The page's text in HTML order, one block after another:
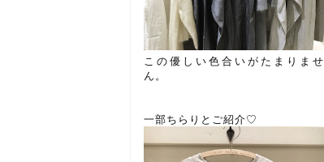
この優しい色合いがたまりませ
ん。
一部ちらりとご紹介♡